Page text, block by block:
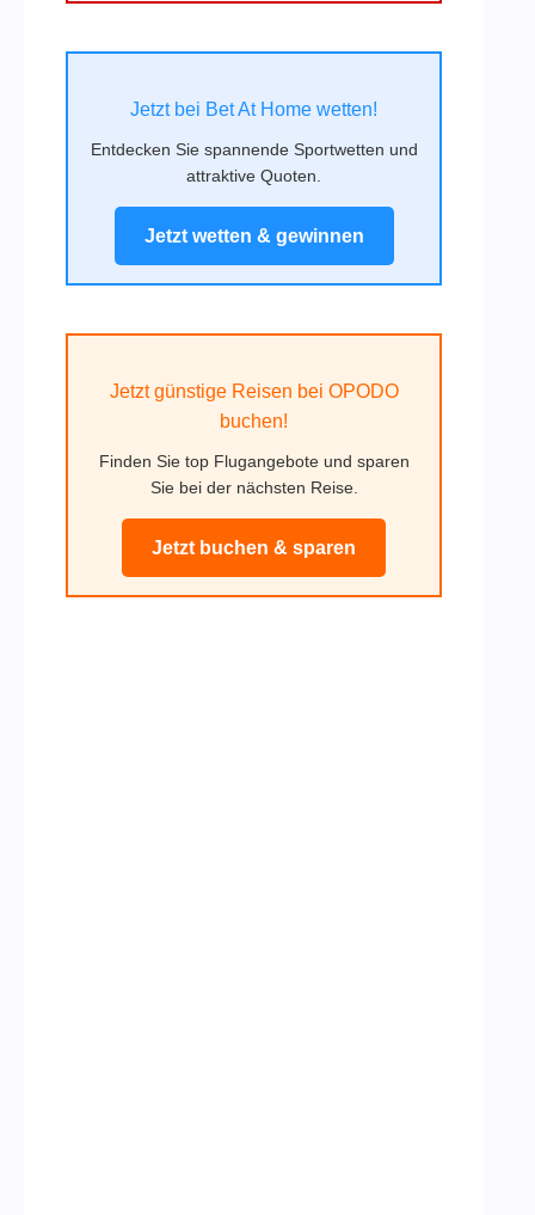
Jetzt bei Bet At Home wetten!
Entdecken Sie spannende Sportwetten und
attraktive Quoten.
Jetzt wetten & gewinnen
Jetzt günstige Reisen bei OPODO
buchen!
Finden Sie top Flugangebote und sparen
Sie bei der nächsten Reise.
Jetzt buchen & sparen